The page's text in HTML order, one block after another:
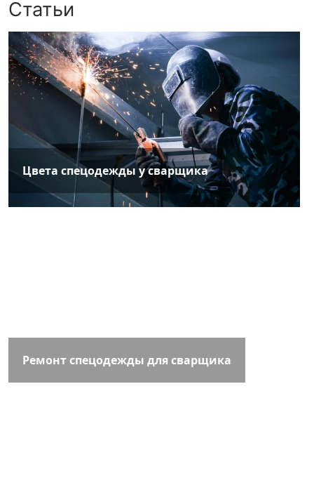
Статьи
Цвета спецодежды у сварщика
Ремонт спецодежды для сварщика